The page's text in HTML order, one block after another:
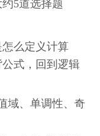
5道选择题
么定义计算
式，回到逻辑
、单调性、奇